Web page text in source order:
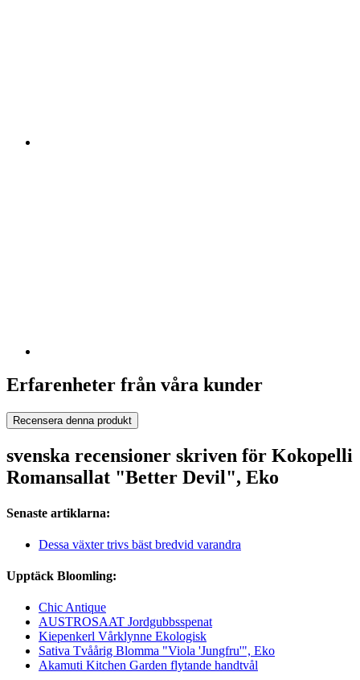
Erfarenheter från våra kunder
Recensera denna produkt
svenska recensioner skriven för Kokopelli
Romansallat "Better Devil", Eko
Senaste artiklarna:
Dessa växter trivs bäst bredvid varandra
Upptäck Bloomling:
Chic Antique
AUSTROSAAT Jordgubbsspenat
Kiepenkerl Vårklynne Ekologisk
Sativa Tvåårig Blomma "Viola 'Jungfru'", Eko
Akamuti Kitchen Garden flytande handtvål